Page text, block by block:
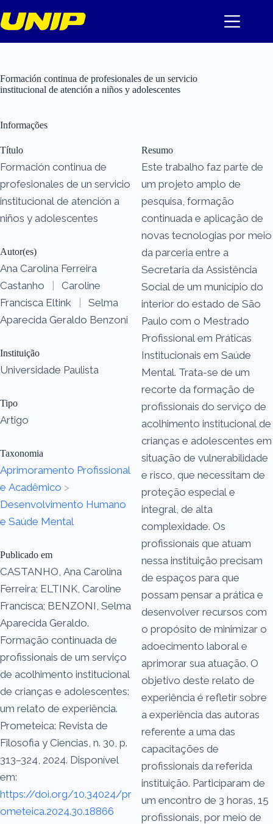
para
o
Formación continua de profesionales de un servicio
institucional de atención a niños y adolescentes
Informações
Título
Formación continua de
profesionales de un servicio
institucional de atención a
niños y adolescentes
Autor(es)
Ana Carolina Ferreira
Castanho
|
Caroline
Francisca Eltink
|
Selma
Aparecida Geraldo Benzoni
Instituição
Universidade Paulista
Tipo
Artigo
Taxonomia
Aprimoramento Profissional
e Acadêmico >
Desenvolvimento Humano
e Saúde Mental
Publicado em
CASTANHO, Ana Carolina
Ferreira; ELTINK, Caroline
Francisca; BENZONI, Selma
Aparecida Geraldo.
Formação continuada de
profissionais de um serviço
de acolhimento institucional
de crianças e adolescentes:
um relato de experiência.
Prometeica: Revista de
Filosofia y Ciencias, n. 30, p.
313–324, 2024. Disponível
em:
https://doi.org/10.34024/pr
ometeica.2024.30.18866
Resumo
Este trabalho faz parte de
um projeto amplo de
pesquisa, formação
continuada e aplicação de
novas tecnologias por meio
da parceria entre a
Secretaria da Assistência
Social de um município do
interior do estado de São
Paulo com o Mestrado
Profissional em Práticas
Institucionais em Saúde
Mental. Trata-se de um
recorte da formação de
profissionais do serviço de
acolhimento institucional de
crianças e adolescentes em
situação de vulnerabilidade
e risco, que necessitam de
proteção especial e
integral, de alta
complexidade. Os
profissionais que atuam
nessa instituição precisam
de espaços para que
possam pensar a prática e
desenvolver recursos com
o propósito de minimizar o
adoecimento laboral e
aprimorar sua atuação. O
objetivo deste relato de
experiência é refletir sobre
a experiência das autoras
referente a uma das
capacitações de
profissionais da referida
instituição. Participaram de
um encontro de 3 horas, 15
profissionais, por meio de